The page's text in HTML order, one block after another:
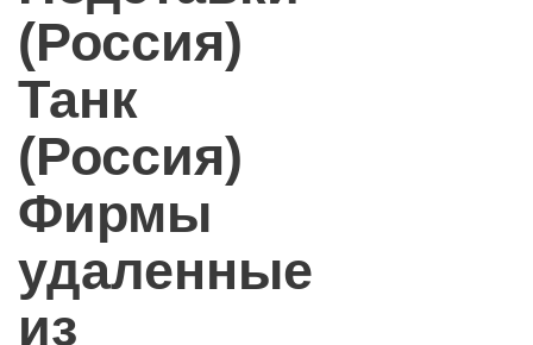
(Россия)
Танк
(Россия)
Фирмы
удаленные
из